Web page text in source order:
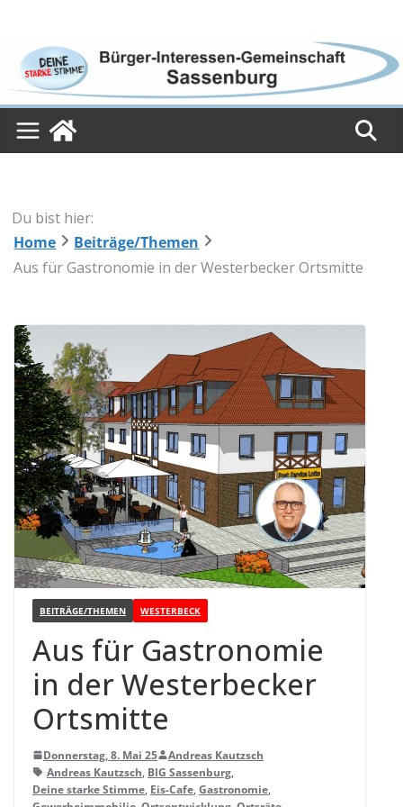
content
Du bist hier:
Home
Beiträge/Themen
Aus für Gastronomie in der Westerbecker Ortsmitte
BEITRÄGE/THEMEN WESTERBECK
Aus für Gas­tro­no­mie
in der Wes­ter­be­cker
Ortsmitte
Donnerstag, 8. Mai 25
Andreas Kautzsch
Andreas Kautzsch, BIG Sassenburg,
Deine starke Stimme, Eis-Cafe, Gastronomie,